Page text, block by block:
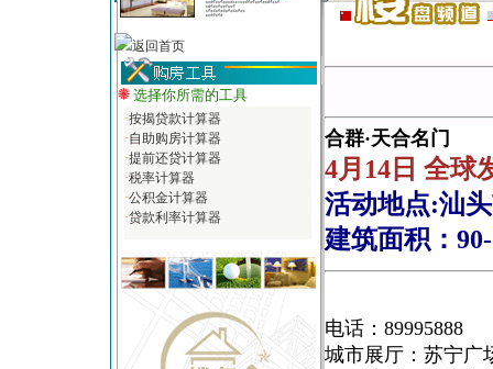
返回首页
选择你所需的工具
·按揭贷款计算器
·自助购房计算器
·提前还贷计算器
·税率计算器
·公积金计算器
·贷款利率计算器
合群·天合名门
4月14日 全球
活动地点:汕
建筑面积：
电话：89995888
城市展厅：苏宁广